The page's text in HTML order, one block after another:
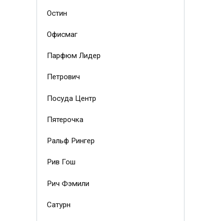
Остин
Офисмаг
Парфюм Лидер
Петрович
Посуда Центр
Пятерочка
Ральф Рингер
Рив Гош
Рич Фэмили
Сатурн